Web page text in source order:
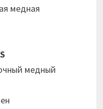
медная
медный